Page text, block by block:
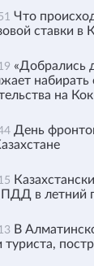
Что
ставки в
«Добрались
на
День
в летний
В
туриста,